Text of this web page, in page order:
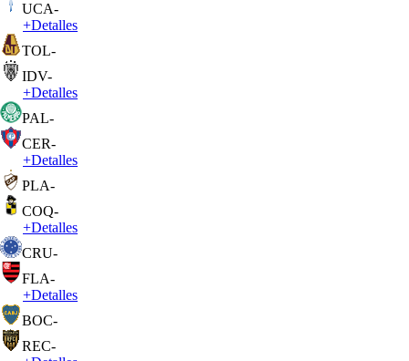
UCA-
+Detalles
TOL-
IDV-
+Detalles
PAL-
CER-
+Detalles
PLA-
COQ-
+Detalles
CRU-
FLA-
+Detalles
BOC-
REC-